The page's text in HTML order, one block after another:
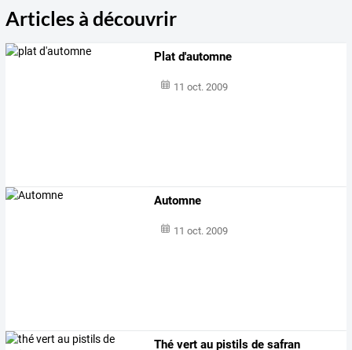
Articles à découvrir
Plat d'automne
11 oct. 2009
Automne
11 oct. 2009
Thé vert au pistils de safran